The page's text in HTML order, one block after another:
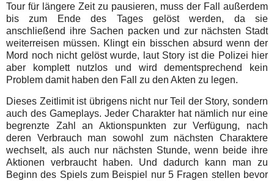
Tour für längere Zeit zu pausieren, muss der Fall außerdem
bis zum Ende des Tages gelöst werden, da sie
anschließend ihre Sachen packen und zur nächsten Stadt
weiterreisen müssen. Klingt ein bisschen absurd wenn der
Mord noch nicht gelöst wurde, laut Story ist die Polizei hier
aber komplett nutzlos und wird dementsprechend kein
Problem damit haben den Fall zu den Akten zu legen.
Dieses Zeitlimit ist übrigens nicht nur Teil der Story, sondern
auch des Gameplays. Jeder Charakter hat nämlich nur eine
begrenzte Zahl an Aktionspunkten zur Verfügung, nach
deren Verbrauch man sowohl zum nächsten Charaktere
wechselt, als auch nur nächsten Stunde, wenn beide ihre
Aktionen verbraucht haben. Und dadurch kann man zu
Beginn des Spiels zum Beispiel nur 5 Fragen stellen bevor